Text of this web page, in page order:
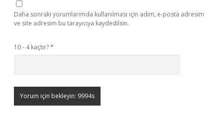
Daha sonraki yorumlarımda kullanılması için adım, e-posta adresim
ve site adresim bu tarayıcıya kaydedilsin.
10 - 4 kaçtır?*